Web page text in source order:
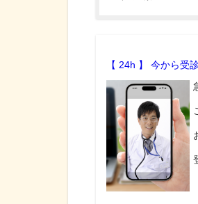
【 24h 】 今から受